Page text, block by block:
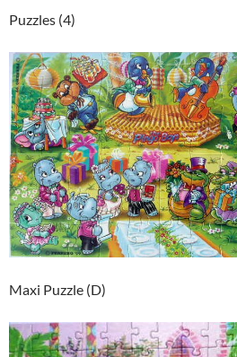
Puzzles (4)
Maxi Puzzle (D)